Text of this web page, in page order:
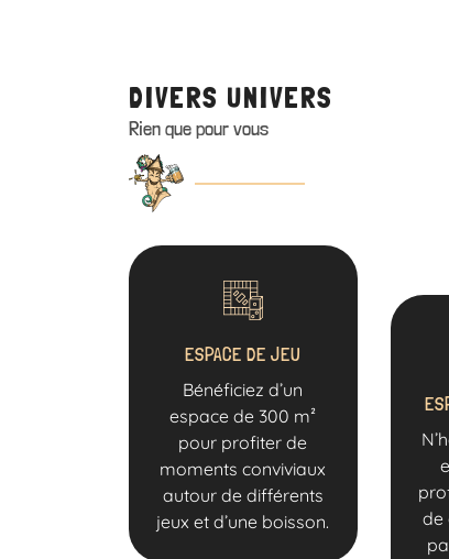
DIVERS UNIVERS
Rien que pour vous
ESPACE DE JEU
Bénéficiez d’un
espace de 300 m²
pour profiter de
moments conviviaux
autour de différents
jeux et d’une boisson.
de